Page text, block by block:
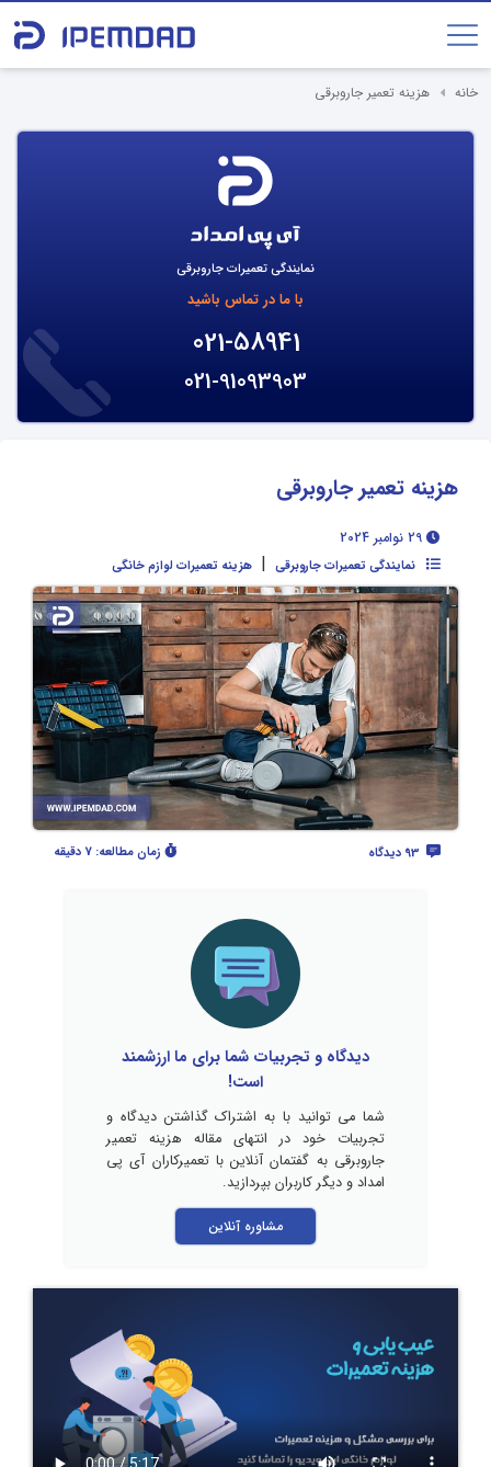
خانه هزینه تعمیر جاروبرقی
نمایندگی تعمیرات جاروبرقی
با ما در تماس باشید
021-58941
021-91093903
هزینه تعمیر جاروبرقی
نمایندگی تعمیرات جاروبرقی | هزینه تعمیرات لوازم خانگی
زمان مطالعه: 7 دقیقه
دیدگاه و تجربیات شما برای ما ارزشمند
است!
شما می توانید با به اشتراک گذاشتن دیدگاه و
تجربیات خود در انتهای مقاله هزینه تعمیر
جاروبرقی به گفتمان آنلاین با تعمیرکاران آی پی
امداد و دیگر کاربران بپردازید.
مشاوره آنلاین